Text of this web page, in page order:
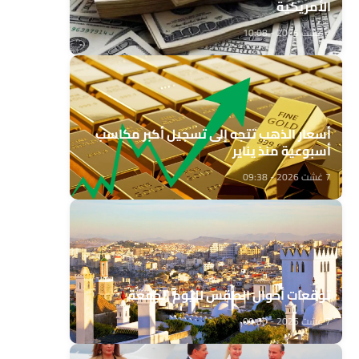
الأمريكية
7 غشت 2026 - 10:08
أسعار الذهب تتجه إلى تسجيل أكبر مكاسب
أسبوعية منذ يناير
7 غشت 2026 - 09:38
توقعات أحوال الطقس لليوم الجمعة
7 غشت 2026 - 09:00